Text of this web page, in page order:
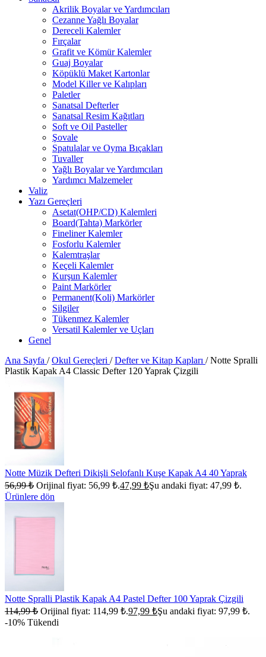
Akrilik Boyalar ve Yardımcıları
Cezanne Yağlı Boyalar
Dereceli Kalemler
Fırçalar
Grafit ve Kömür Kalemler
Guaj Boyalar
Köpüklü Maket Kartonlar
Model Killer ve Kalıpları
Paletler
Sanatsal Defterler
Sanatsal Resim Kağıtları
Soft ve Oil Pasteller
Şovale
Spatulalar ve Oyma Bıçakları
Tuvaller
Yağlı Boyalar ve Yardımcıları
Yardımcı Malzemeler
Valiz
Yazı Gereçleri
Asetat(OHP/CD) Kalemleri
Board(Tahta) Markörler
Fineliner Kalemler
Fosforlu Kalemler
Kalemtraşlar
Keçeli Kalemler
Kurşun Kalemler
Paint Markörler
Permanent(Koli) Markörler
Silgiler
Tükenmez Kalemler
Versatil Kalemler ve Uçları
Genel
Ana Sayfa / Okul Gereçleri / Defter ve Kitap Kapları / Notte Spralli
Plastik Kapak A4 Classic Defter 120 Yaprak Çizgili
Notte Müzik Defteri Dikişli Selofanlı Kuşe Kapak A4 40 Yaprak
56,99₺ Orijinal fiyat: 56,99 ₺.47,99 ₺Şu andaki fiyat: 47,99 ₺.
Ürünlere dön
Notte Spralli Plastik Kapak A4 Pastel Defter 100 Yaprak Çizgili
114,99₺ Orijinal fiyat: 114,99 ₺.97,99 ₺Şu andaki fiyat: 97,99 ₺.
-10% Tükendi